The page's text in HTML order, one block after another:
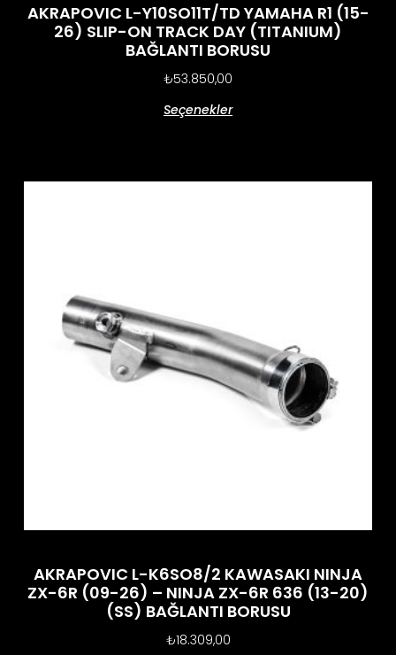
AKRAPOVIC L-Y10SO11T/TD YAMAHA R1 (15-
26) SLIP-ON TRACK DAY (TITANIUM)
BAĞLANTI BORUSU
₺53.850,00
Seçenekler
AKRAPOVIC L-K6SO8/2 KAWASAKI NINJA
ZX-6R (09-26) – NINJA ZX-6R 636 (13-20)
(SS) BAĞLANTI BORUSU
₺18.309,00